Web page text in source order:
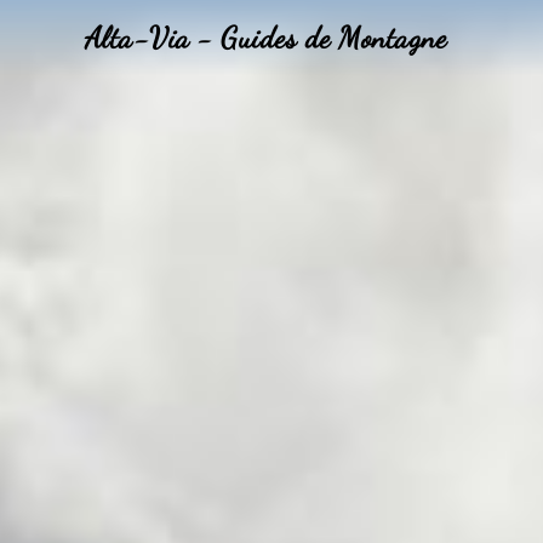
Alta-Via - Guides de Montagne